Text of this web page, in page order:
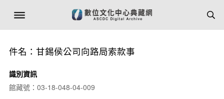
件名：甘錫侯公司向路局索款事
識別資訊
館藏號：03-18-048-04-009